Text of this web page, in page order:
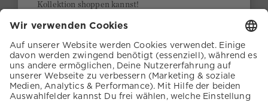
KUNDENSERVICE
Kollektion shoppen kannst!